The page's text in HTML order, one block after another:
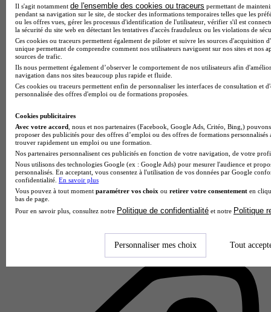
Lycée polyvalent Diderot
4.0
Il s'agit notamment de l'ensemble des cookies ou traceurs permettant de
pendant sa navigation sur le site, de stocker des informations temporaires telles que les
ou les offres vues, gérer les processus d'identification de l'utilisateur, vérifier s'il est
la sécurité du site web en détectant les tentatives d'accès frauduleux ou les violations de
Ces cookies ou traceurs permettent également de piloter et suivre les sources d'acquisition
unique permettant de comprendre comment nos utilisateurs naviguent sur nos sites et nos
sources de trafic.
Ils nous permettent également d’observer le comportement de nos utilisateurs afin
navigation dans nos sites beaucoup plus rapide et fluide.
Ces cookies ou traceurs permettent enfin de personnaliser les interfaces de consultation et
personnalisée des offres d'emploi ou de formations proposées.
Cookies publicitaires
Avec votre accord , nous et nos partenaires (Facebook, Google Ads, Critéo, Bing,)
proposer des publicités pour des offres d’emploi ou des offres de formations
trouver rapidement un emploi ou une formation.
Nos partenaires personnalisent ces publicités en fonction de votre navigation, de votre
Nous utilisons des technologies Google (ex : Google Ads) pour mesurer l'audience et
personnalisés. En acceptant, vous consentez à l'utilisation de vos données par Google
confidentialité. En savoir plus
Vous pouvez à tout moment paramétrer vos choix ou retirer votre consentement en
bas de page.
Pour en savoir plus, consultez notre Politique de confidentialité et notre Politique
Personnaliser mes choix Tout